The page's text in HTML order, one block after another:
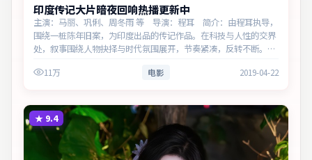
印度传记大片暗夜回响热播更新中
主演：马丽、巩俐、周冬雨 等 导演：程耳 简介：由程耳执导，
围绕一桩陈年旧案，为印度出品的传记作品。在科技与人性的交界
处，叙事围绕人物抉择与时代氛围展开，节奏紧凑，反转不断。主
11万 电影 2019-04-22
★ 9.4